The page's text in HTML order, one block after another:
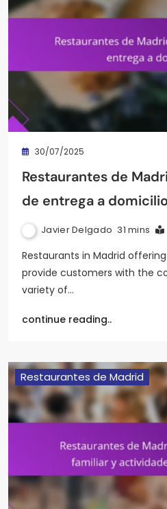
30/07/2025
Restaurantes de
de entrega a domicilio
Javier Delgado 31 mins
Restaurants in Madrid
provide customers with the
variety of…
continue reading..
Restaurantes de Madrid